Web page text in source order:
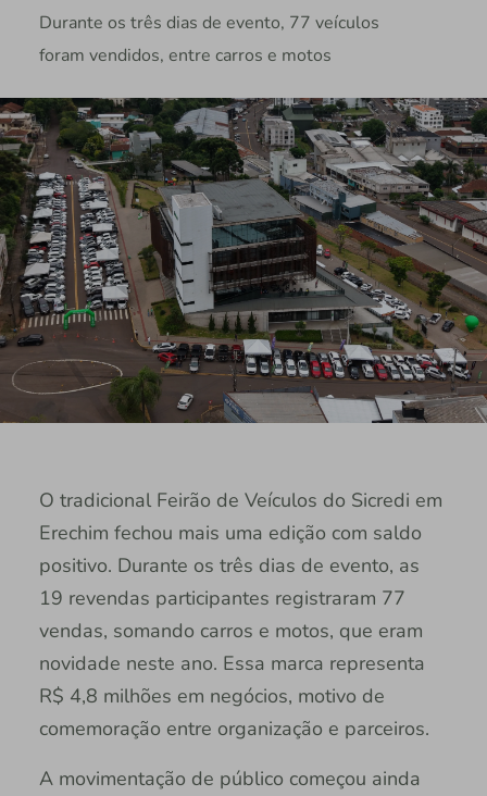
Durante os três dias de evento, 77 veículos
foram vendidos, entre carros e motos
O tradicional Feirão de Veículos do Sicredi em
Erechim fechou mais uma edição com saldo
positivo. Durante os três dias de evento, as
19 revendas participantes registraram 77
vendas, somando carros e motos, que eram
novidade neste ano. Essa marca representa
R$ 4,8 milhões em negócios, motivo de
comemoração entre organização e parceiros.
A movimentação de público começou ainda